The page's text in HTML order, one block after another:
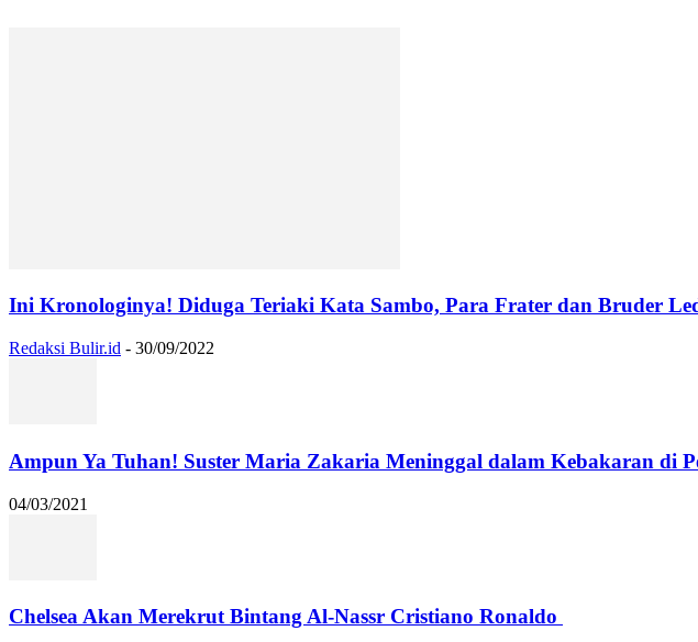
Ini Kronologinya! Diduga Teriaki Kata Sambo, Para Frater dan Bruder
Redaksi Bulir.id - 30/09/2022
Ampun Ya Tuhan! Suster Maria Zakaria Meninggal dalam Kebakaran di
04/03/2021
Chelsea Akan Merekrut Bintang Al-Nassr Cristiano Ronaldo